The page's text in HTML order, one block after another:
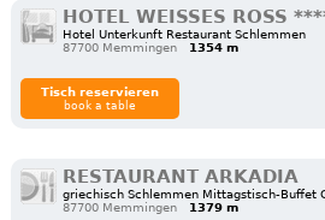
HOTEL WEISSES ROSS
Hotel Unterkunft Restaurant Schlemmen
87700 Memmingen
1354 m
Tisch reservieren
book a table
RESTAURANT ARKADIA
griechisch Schlemmen Mittagstisch-Buffet
87700 Memmingen
1379 m